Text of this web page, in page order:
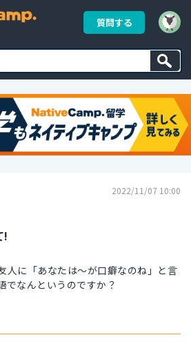
質問する
2022/11/07 10:00
!
人に「あなたは～が口癖なのね」と言
でなんというのですか？